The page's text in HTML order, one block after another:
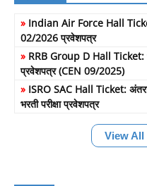
» Indian Air Force Hall
02/2026 प्रवेशपत्र
» RRB Group D Hall Ticket:
प्रवेशपत्र (CEN 09/2025)
» ISRO SAC Hall Ticket:
भरती परीक्षा प्रवेशपत्र
View All